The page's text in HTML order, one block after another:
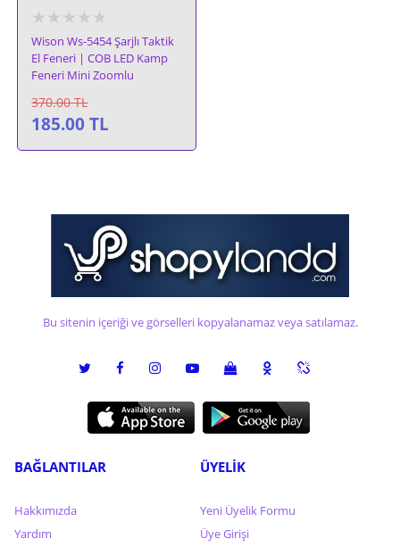
★★★★★
Wison Ws-5454 Şarjlı Taktik
El Feneri | COB LED Kamp
Feneri Mini Zoomlu
370.00TL
185.00 TL
Bu sitenin içeriği ve görselleri kopyalanamaz veya satılamaz.
BAĞLANTILAR
Hakkımızda
Yardım
ÜYELİK
Yeni Üyelik Formu
Üye Girişi